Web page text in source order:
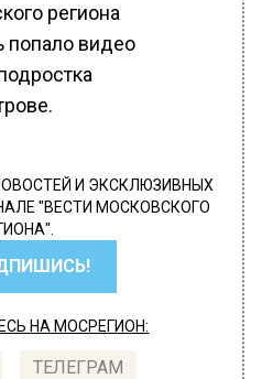
региона
попало видео
И ЭКСКЛЮЗИВНЫХ
"ВЕСТИ МОСКОВСКОГО
НА МОСРЕГИОН:
ТЕЛЕГРАМ